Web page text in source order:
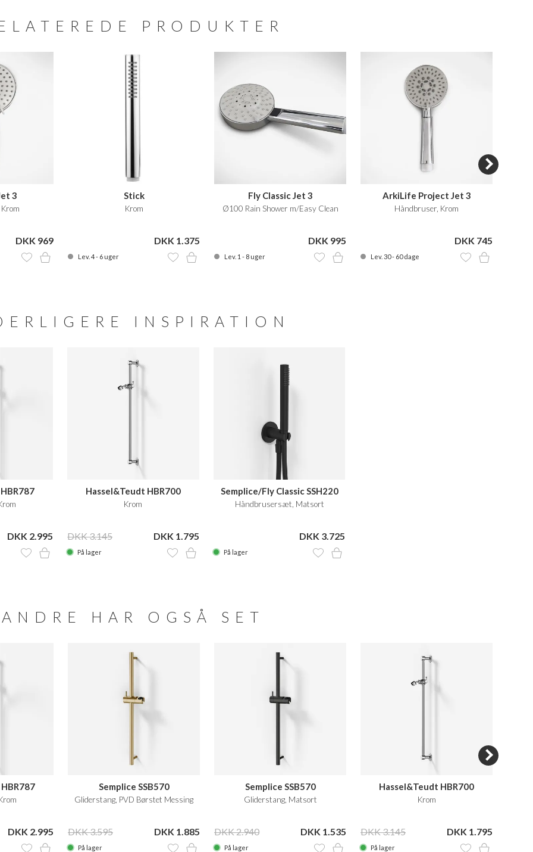
PRODUKTER
3
DKK 969
Stick
Krom
DKK 1.375
Lev. 4 - 6 uger
Fly Classic Jet 3
Ø100 Rain Shower m/Easy Clean
DKK 995
Lev. 1 - 8 uger
ArkiLife Project Jet 3
Håndbruser, Krom
DKK 745
Lev. 30 - 60 dage
INSPIRATION
DKK 2.995
Hassel&Teudt HBR700
Krom
DKK 3.145 DKK 1.795
På lager
Semplice/Fly Classic SSH220
Håndbrusersæt, Matsort
DKK 3.725
På lager
ANDRE HAR OGSÅ SET
DKK 2.995
Semplice SSB570
Gliderstang, PVD Børstet Messing
DKK 3.595 DKK 1.885
På lager
Semplice SSB570
Gliderstang, Matsort
DKK 2.940 DKK 1.535
På lager
Hassel&Teudt HBR700
Krom
DKK 3.145 DKK 1.795
På lager